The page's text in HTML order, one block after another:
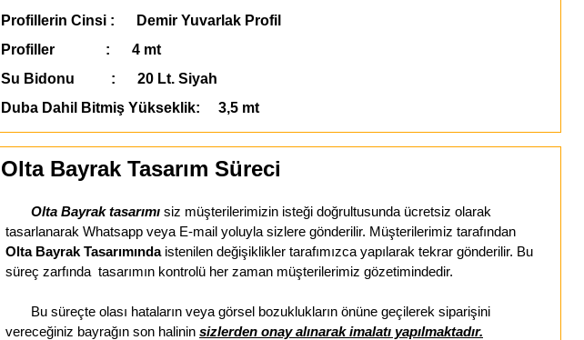
Profillerin Cinsi : Demir Yuvarlak Profil
Profiller : 4 mt
Su Bidonu : 20 Lt. Siyah
Duba Dahil Bitmiş Yükseklik: 3,5 mt
Olta Bayrak Tasarım Süreci
Olta Bayrak tasarımı siz müşterilerimizin isteği doğrultusunda ücretsiz olarak
tasarlanarak Whatsapp veya E-mail yoluyla sizlere gönderilir. Müşterilerimiz tarafından
Olta Bayrak Tasarımında istenilen değişiklikler tarafımızca yapılarak tekrar gönderilir. Bu
süreç zarfında tasarımın kontrolü her zaman müşterilerimiz gözetimindedir.
Bu süreçte olası hataların veya görsel bozuklukların önüne geçilerek siparişini
vereceğiniz bayrağın son halinin sizlerden onay alınarak imalatı yapılmaktadır.